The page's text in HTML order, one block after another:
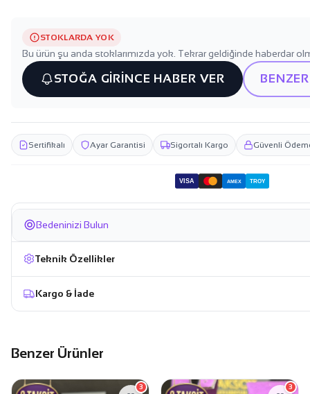
STOKLARDA YOK
Bu ürün şu anda stoklarımızda yok. Tekrar geldiğinde haberdar
STOĞA GİRİNCE HABER VER
Sertifikalı Ayar Garantisi Sigortalı Kargo Güvenli
VISA AMEX TROY
Bedeninizi Bulun
Teknik Özellikler
Kargo & İade
Benzer Ürünler
3 3